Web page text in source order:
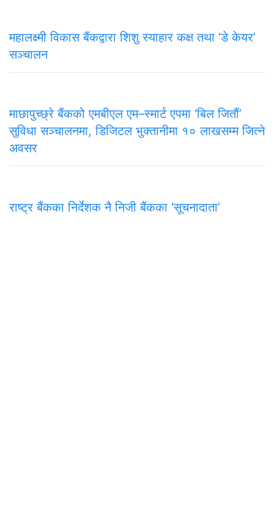
महालक्ष्मी विकास बैंकद्वारा शिशु स्याहार कक्ष तथा ‘डे केयर’
सञ्चालन
माछापुच्छ्रे बैंकको एमबीएल एम–स्मार्ट एपमा ‘बिल जितौं’
सुविधा सञ्चालनमा, डिजिटल भुक्तानीमा १० लाखसम्म जित्ने
अवसर
राष्ट्र बैंकका निर्देशक नै निजी बैंकका ‘सूचनादाता’